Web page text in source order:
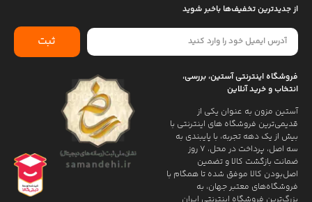
از جدیدترین تخفیف‌ها باخبر شوید
ثبت
فروشگاه اینترنتی آستین، بررسی،
انتخاب و خرید آنلاین
آستین مزون به عنوان یکی از
قدیمی‌ترین فروشگاه های اینترنتی با
بیش از یک دهه تجربه، با پایبندی به
سه اصل، پرداخت در محل، ۷ روز
ضمانت بازگشت کالا و تضمین
اصل‌بودن کالا موفق شده تا همگام با
فروشگاه‌های معتبر جهان، به